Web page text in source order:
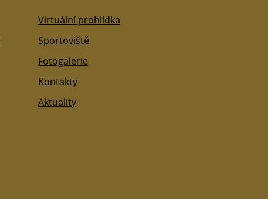
Virtuální prohlídka
Sportoviště
Fotogalerie
Kontakty
Aktuality